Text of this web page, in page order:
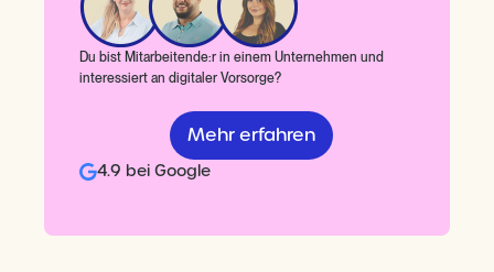
Du bist Mitarbeitende:r in einem Unternehmen und
interessiert an digitaler Vorsorge?
Mehr erfahren
4.9 bei Google